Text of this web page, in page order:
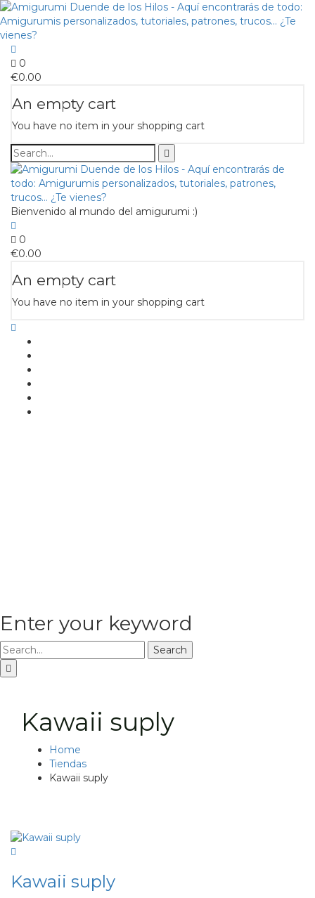
0
€0.00
An empty cart
You have no item in your shopping cart
Bienvenido al mundo del amigurumi :)
0
€0.00
An empty cart
You have no item in your shopping cart
Enter your keyword
Search
Kawaii suply
Home
Tiendas
Kawaii suply
Kawaii suply